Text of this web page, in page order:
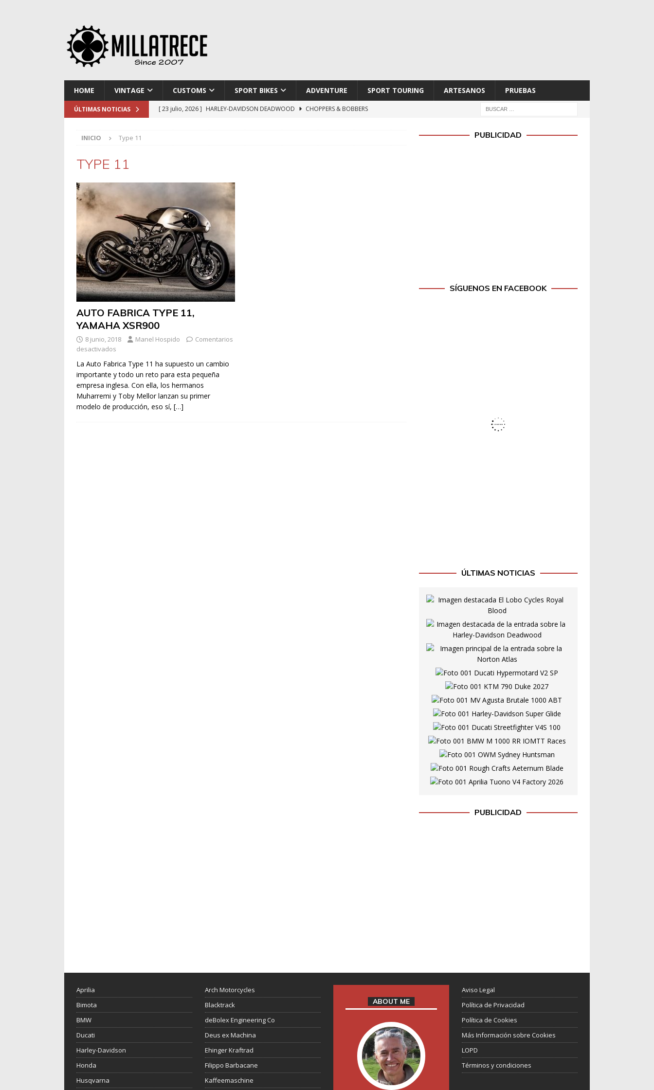
HOME VINTAGE CUSTOMS SPORT BIKES ADVENTURE SPORT TOURING ARTESANOS PRUEBAS
ÚLTIMAS NOTICIAS [ 23 julio, 2026 ] HARLEY-DAVIDSON DEADWOOD
CHOPPERS & BOBBERS
INICIO Type 11
TYPE 11
AUTO FABRICA TYPE 11,
YAMAHA XSR900
8 junio, 2018 Manel Hospido
Comentarios
desactivados
La Auto Fabrica Type 11 ha supuesto un cambio
importante y todo un reto para esta pequeña
empresa inglesa. Con ella, los hermanos
Muharremi y Toby Mellor lanzan su primer
modelo de producción, eso sí, […]
PUBLICIDAD
SÍGUENOS EN FACEBOOK
ÚLTIMAS NOTICIAS
PUBLICIDAD
Aprilia
Bimota
BMW
Ducati
Harley-Davidson
Honda
Husqvarna
Arch Motorcycles
Blacktrack
deBolex Engineering Co
Deus ex Machina
Ehinger Kraftrad
Filippo Barbacane
Kaffeemaschine
ABOUT ME
Aviso Legal
Política de Privacidad
Política de Cookies
Más Información sobre Cookies
LOPD
Términos y condiciones